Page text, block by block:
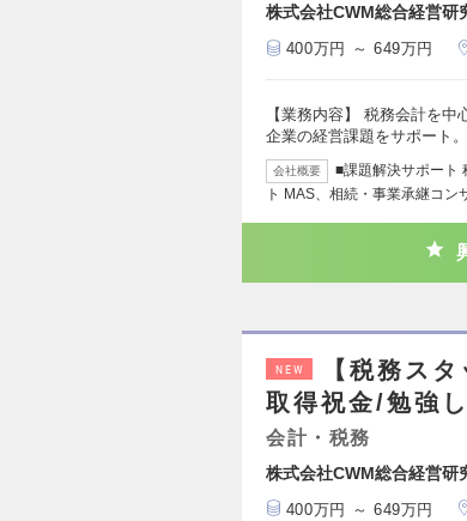
株式会社CWM総合経営研
400万円 ～ 649万円
【業務内容】 税務会計を
企業の経営課題をサポート
会社概要
■課題解決サポート
ト MAS、相続・事業承継コン
NEW
【税務ス
取得祝金/勉強
会計・税務
株式会社CWM総合経営研
400万円 ～ 649万円